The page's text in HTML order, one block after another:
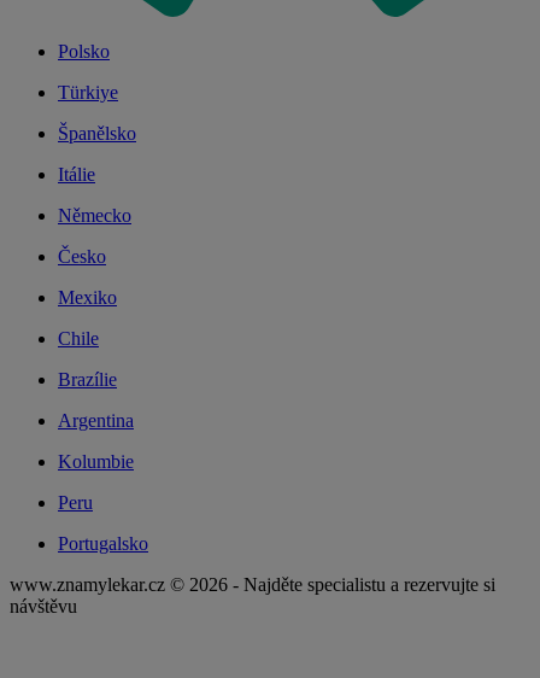
Polsko
Türkiye
Španělsko
Itálie
Německo
Česko
Mexiko
Chile
Brazílie
Argentina
Kolumbie
Peru
Portugalsko
www.znamylekar.cz © 2026 - Najděte specialistu a rezervujte si
návštěvu